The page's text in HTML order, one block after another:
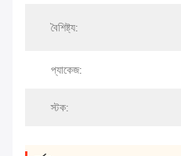
বৈশিষ্ট্য:
প্যাকেজ:
স্টক: